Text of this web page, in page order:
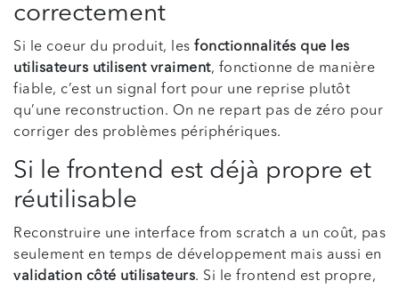
correctement
Si le coeur du produit, les fonctionnalités que les
utilisateurs utilisent vraiment, fonctionne de manière
fiable, c’est un signal fort pour une reprise plutôt
qu’une reconstruction. On ne repart pas de zéro pour
corriger des problèmes périphériques.
Si le frontend est déjà propre et
réutilisable
Reconstruire une interface from scratch a un coût, pas
seulement en temps de développement mais aussi en
validation côté utilisateurs. Si le frontend est propre,